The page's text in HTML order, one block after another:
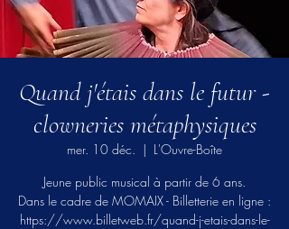
Quand j'étais dans le futur -
clowneries métaphysiques
mer. 10 déc.
  |
L'Ouvre-Boîte
Jeune public musical à partir de 6 ans.
Dans le cadre de MOMAIX - Billetterie en ligne :
https://www.billetweb.fr/quand-j-etais-dans-le-